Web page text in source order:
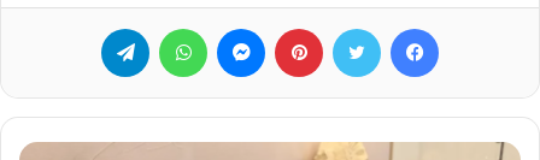
فيسبوك تويتر بينتيريست ماسنجر واتساب